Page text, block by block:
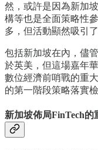
然，或許是因為新加
構等也是全面策略性
多，但活動顯然吸引
包括新加坡在內，儘
於英美，但這場嘉年
數位經濟前哨戰的重
的第一階段策略落實檢
新加坡佈局FinTech的